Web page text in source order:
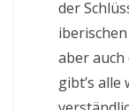
der
aber auch
gibt’s